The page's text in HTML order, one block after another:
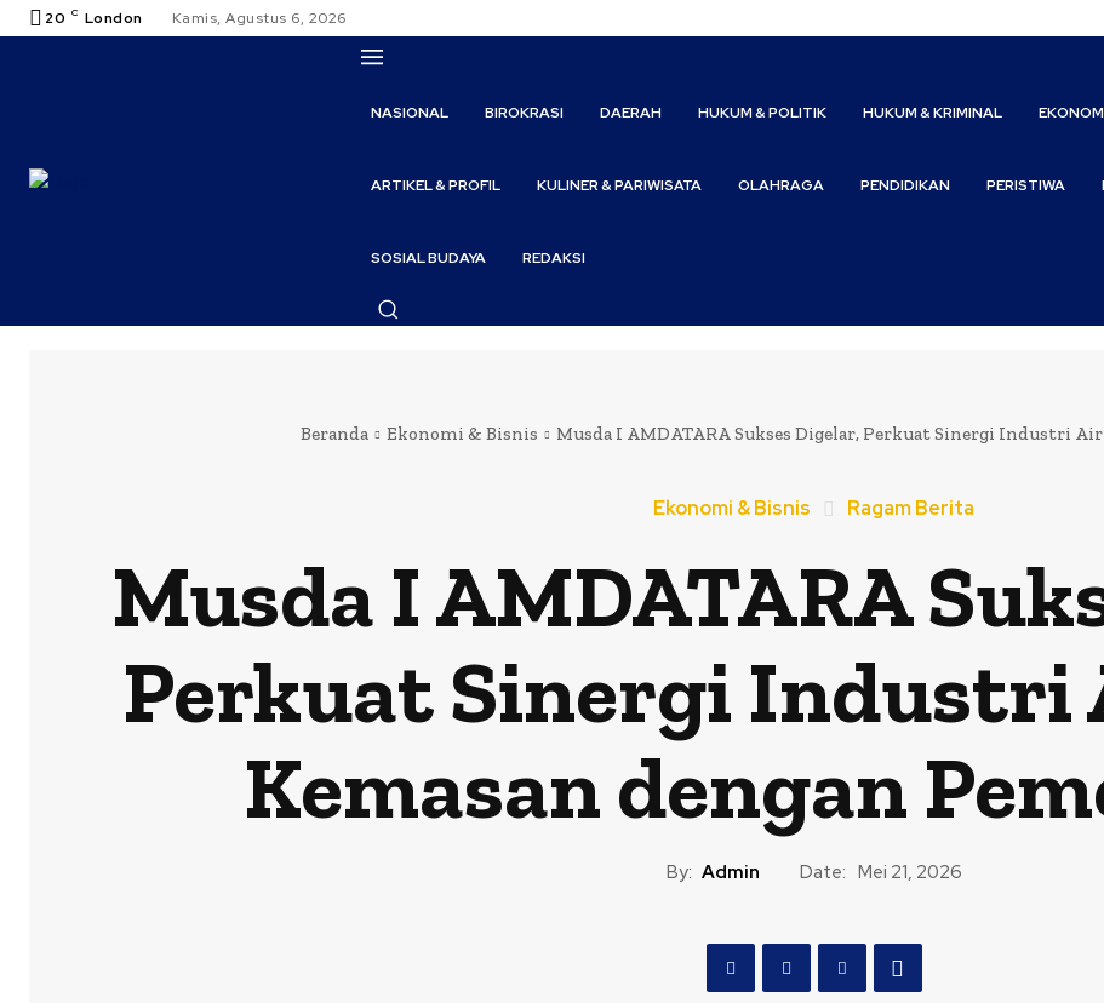
20 C London Kamis, Agustus 6, 2026
NASIONAL BIROKRASI DAERAH HUKUM & POLITIK HUKUM & KRIMINAL
ARTIKEL & PROFIL KULINER & PARIWISATA OLAHRAGA PENDIDIKAN PERISTIWA
SOSIAL BUDAYA REDAKSI
Beranda Ekonomi & Bisnis Musda I AMDATARA Sukses Digelar, Perkuat Sinergi Industri
Ekonomi & Bisnis Ragam Berita
Musda I AMDATARA
Perkuat Sinergi Industri
Kemasan dengan
By: Admin Date: Mei 21, 2026